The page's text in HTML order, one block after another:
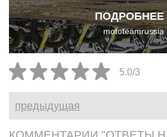
ПОДРОБНЕЕ
изменениям, которые
Husqvarna внесла в 2019 году,
все они ведут себя по-новому.
Эндуро мотоциклы Husqvarna
2020. Первый тест и
подробности
mototeamrussia
5.0/3
предыдущая